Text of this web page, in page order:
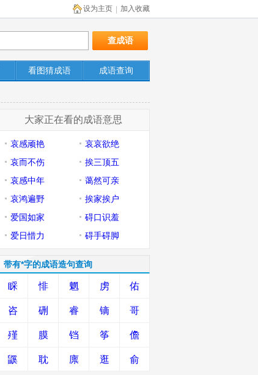
加入收藏
设为主页
看图猜成语 成语查询
大家正在看的成语意思
哀感顽艳
哀哀欲绝
哀而不伤
挨三顶五
哀感中年
蔼然可亲
哀鸿遍野
挨家挨户
爱国如家
碍口识羞
爱日惜力
碍手碍脚
带有*字的成语造句查询
睬 悱 魍 虏 佑
咨 硎 睿 镝 哥
殣 膜 铛 筝 儋
鼷 耽 廪 逛 俞